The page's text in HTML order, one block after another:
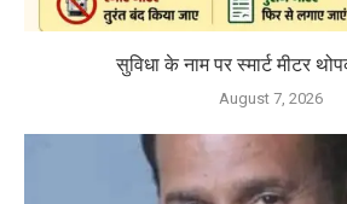
सुविधा के नाम पर स्मार्ट मीटर
August 7, 2026